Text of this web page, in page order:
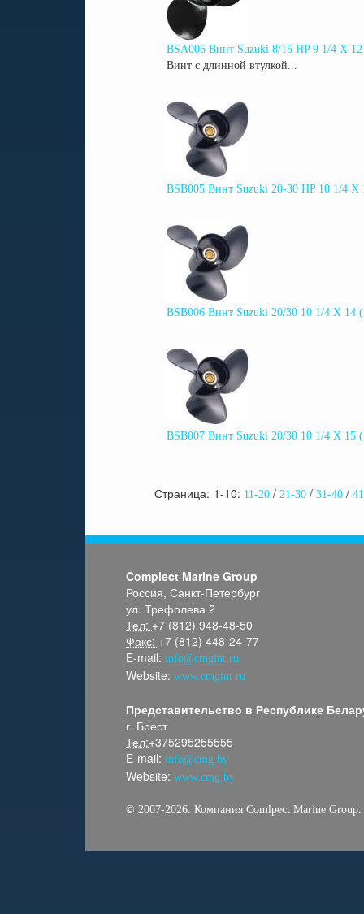
BSA006 Винт Suzuki 8/15 HP 9 1/4 X
Винт с длинной втулкой...
BSB005 Винт Suzuki 20-30 HP 10 1/4
BSB006 Винт Suzuki 20/30 10 1/4 X 14
BSB007 Винт Suzuki 20/30 10 1/4 X 15
Страница: 1-10 11-20 21-30 31-40
Complect Marine Group
Россия, Санкт-Петербург
ул. Трефолева 2
Тел: +7 (812) 948-48-50
Факс: +7 (812) 448-24-77
E-mail: info@cmgint.ru
Website: www.cmgint.ru
Представительство в Республике
г. Брест
Тел:+375295255555
E-mail: info@cmg.by
Website: www.cmg.by
© 2007-2026. Компания Comlpect Marine Group